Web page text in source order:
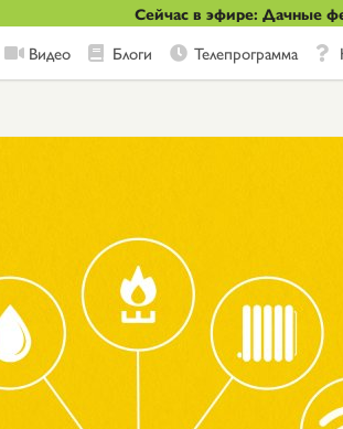
Сейчас в эфире: Дачные
Видео Блоги Телепрограмма